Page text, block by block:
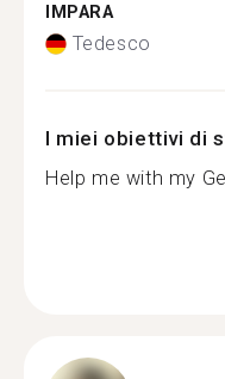
IMPARA
Tedesco
I miei obiettivi di
Help me with my